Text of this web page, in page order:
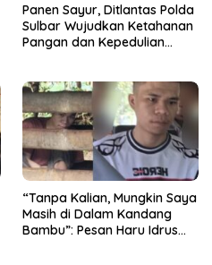
Panen Sayur, Ditlantas Polda
Sulbar Wujudkan Ketahanan
Pangan dan Kepedulian
“Tanpa Kalian, Mungkin Saya
Masih di Dalam Kandang
Bambu”: Pesan Haru Idrus